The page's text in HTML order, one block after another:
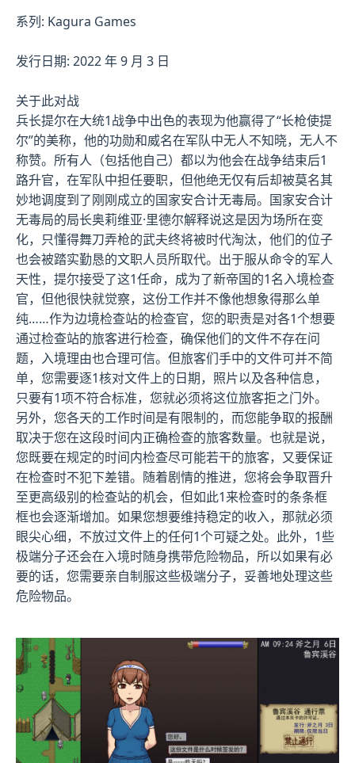
系列: Kagura Games
发行日期: 2022 年 9 月 3 日
关于此对战
兵长提尔在大统1战争中出色的表现为他赢得了“长枪使提
尔”的美称，他的功勋和威名在军队中无人不知晓，无人不
称赞。所有人（包括他自己）都以为他会在战争结束后1
路升官，在军队中担任要职，但他绝无仅有后却被莫名其
妙地调度到了刚刚成立的国家安合计无毒局。国家安合计
无毒局的局长奥莉维亚·里德尔解释说这是因为场所在变
化，只懂得舞刀弄枪的武夫终将被时代淘汰，他们的位子
也会被踏实勤恳的文职人员所取代。出于服从命令的军人
天性，提尔接受了这1任命，成为了新帝国的1名入境检查
官，但他很快就觉察，这份工作并不像他想象得那么单
纯……作为边境检查站的检查官，您的职责是对各1个想要
通过检查站的旅客进行检查，确保他们的文件不存在问
题，入境理由也合理可信。但旅客们手中的文件可并不简
单，您需要逐1核对文件上的日期，照片以及各种信息，
只要有1项不符合标准，您就必须将这位旅客拒之门外。
另外，您各天的工作时间是有限制的，而您能争取的报酬
取决于您在这段时间内正确检查的旅客数量。也就是说，
您既要在规定的时间内检查尽可能若干的旅客，又要保证
在检查时不犯下差错。随着剧情的推进，您将会争取晋升
至更高级别的检查站的机会，但如此1来检查时的条条框
框也会逐渐增加。如果您想要维持稳定的收入，那就必须
眼尖心细，不放过文件上的任何1个可疑之处。此外，1些
极端分子还会在入境时随身携带危险物品，所以如果有必
要的话，您需要亲自制服这些极端分子，妥善地处理这些
危险物品。